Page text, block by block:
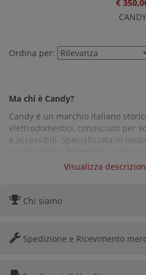
€
CANDY
Ordina per:
Ma chi è Candy?
Candy è un marchio italiano
elettrodomestici, conosciuto per
e accessibili. Specializzata in
design moderno e tecnologia
stile che l’hanno resa famosa in
Visualizza
Chi siamo
Spedizione e Ricevimento